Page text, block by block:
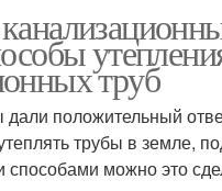
труб
дали положительный
трубы в земле,
способами можно это